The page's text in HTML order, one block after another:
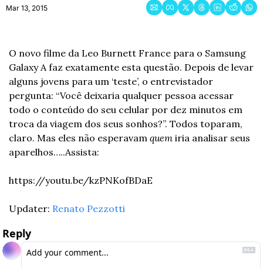
Mar 13, 2015
O novo filme da Leo Burnett France para o Samsung
Galaxy A faz exatamente esta questão. Depois de levar
alguns jovens para um ‘teste’, o entrevistador
pergunta: “Você deixaria qualquer pessoa acessar
todo o conteúdo do seu celular por dez minutos em
troca da viagem dos seus sonhos?”. Todos toparam,
claro. Mas eles não esperavam quem iria analisar seus
aparelhos…..Assista:
https://youtu.be/kzPNKofBDaE
Updater: Renato Pezzotti
Reply